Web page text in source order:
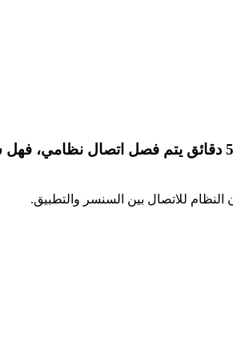
إذا حصلت على تنبيه انخفاض السكر ولم أتجاوزه على
للاتصال بين السنسر والتطبيق.